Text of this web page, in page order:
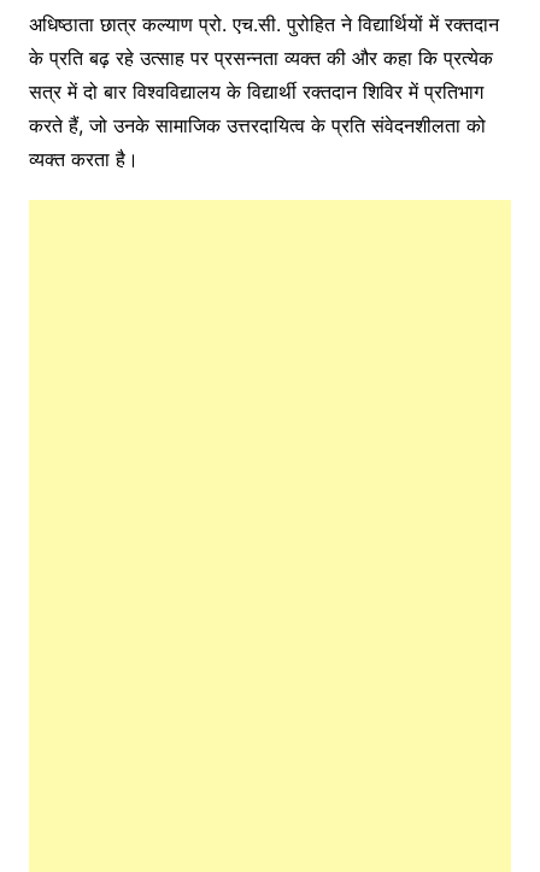
अधिष्ठाता छात्र कल्याण प्रो. एच.सी. पुरोहित ने विद्यार्थियों में रक्तदान
के प्रति बढ़ रहे उत्साह पर प्रसन्नता व्यक्त की और कहा कि प्रत्येक
सत्र में दो बार विश्वविद्यालय के विद्यार्थी रक्तदान शिविर में प्रतिभाग
करते हैं, जो उनके सामाजिक उत्तरदायित्व के प्रति संवेदनशीलता को
व्यक्त करता है।